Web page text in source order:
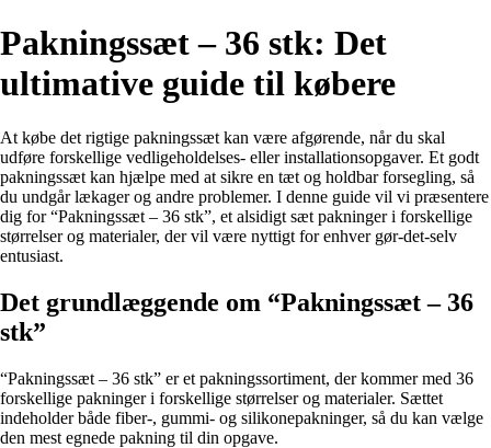
Pakningssæt – 36 stk: Det
ultimative guide til købere
At købe det rigtige pakningssæt kan være afgørende, når du skal
udføre forskellige vedligeholdelses- eller installationsopgaver. Et godt
pakningssæt kan hjælpe med at sikre en tæt og holdbar forsegling, så
du undgår lækager og andre problemer. I denne guide vil vi præsentere
dig for “Pakningssæt – 36 stk”, et alsidigt sæt pakninger i forskellige
størrelser og materialer, der vil være nyttigt for enhver gør-det-selv
entusiast.
Det grundlæggende om “Pakningssæt – 36
stk”
“Pakningssæt – 36 stk” er et pakningssortiment, der kommer med 36
forskellige pakninger i forskellige størrelser og materialer. Sættet
indeholder både fiber-, gummi- og silikonepakninger, så du kan vælge
den mest egnede pakning til din opgave.